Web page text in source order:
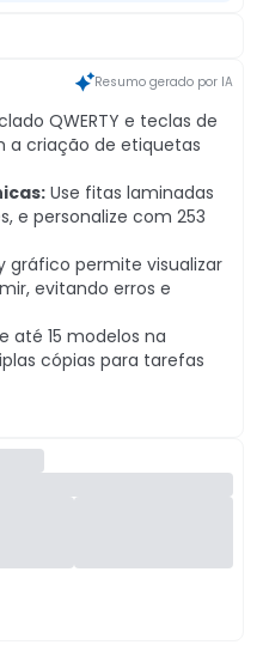
Resumo gerado por IA
QWERTY e teclas de
a criação de etiquetas
Use fitas laminadas
e personalize com 253
gráfico permite visualizar
evitando erros e
até 15 modelos na
cópias para tarefas